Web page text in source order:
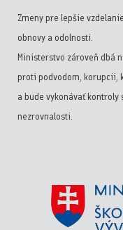
Zmeny pre lepšie
obnovy a odolnosti.
Ministerstvo zároveň dbá
proti podvodom, korupcii,
a bude vykonávať
nezrovnalosti.